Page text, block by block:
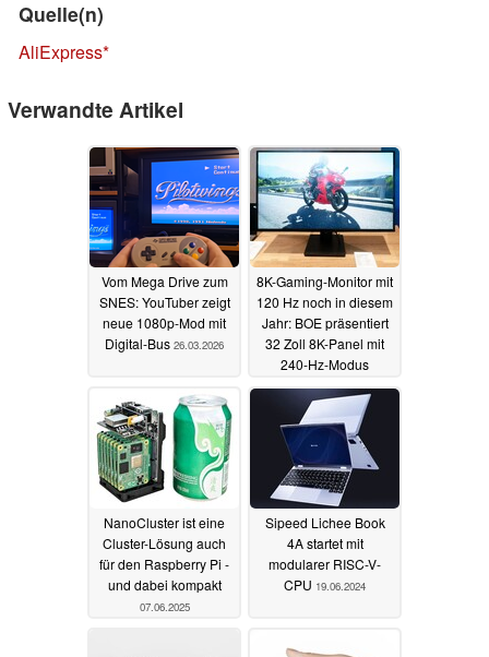
Quelle(n)
AliExpress
Verwandte Artikel
Vom Mega Drive zum
SNES: YouTuber zeigt
neue 1080p-Mod mit
Digital-Bus 26.03.2026
8K-Gaming-Monitor mit
120 Hz noch in diesem
Jahr: BOE präsentiert
32 Zoll 8K-Panel mit
240-Hz-Modus
17.06.2025
NanoCluster ist eine
Cluster-Lösung auch
für den Raspberry Pi -
und dabei kompakt
07.06.2025
Sipeed Lichee Book
4A startet mit
modularer RISC-V-
CPU 19.06.2024